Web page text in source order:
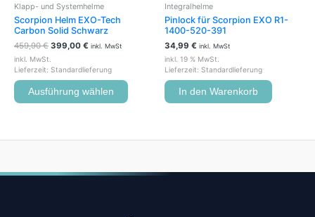
Klapp- und Systemhelme
Scorpion Helm EXO-Tech
Carbon Solid Schwarz
459,90€ 399,00 € inkl. MwSt
inkl. MwSt.
Lieferzeit: Standardlieferung
Ausführung wählen
ProduktseiteIntegralhelme
Pinlock für Scorpion EXO R1-
1400-520-391
34,99 € inkl. MwSt
inkl. 19 % MwSt.
Lieferzeit: Standardlieferung
In den Warenkorb